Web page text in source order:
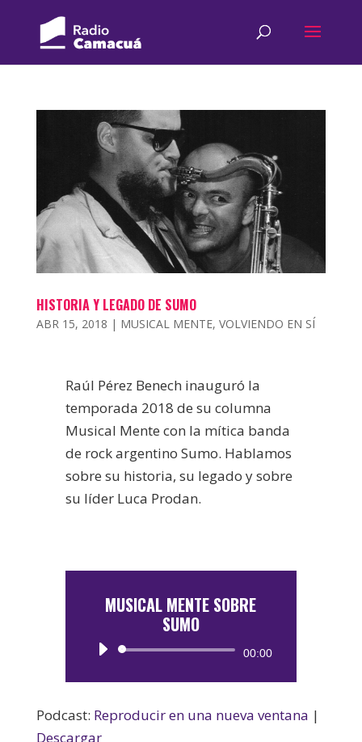
HISTORIA Y LEGADO DE SUMO
ABR 15, 2018 | MUSICAL MENTE, VOLVIENDO EN SÍ
Raúl Pérez Benech inauguró la
temporada 2018 de su columna
Musical Mente con la mítica banda
de rock argentino Sumo. Hablamos
sobre su historia, su legado y sobre
su líder Luca Prodan.
MUSICAL MENTE SOBRE
SUMO
Reproductor
00:00
Podcast: Reproducir en una nueva ventana |
Descargar